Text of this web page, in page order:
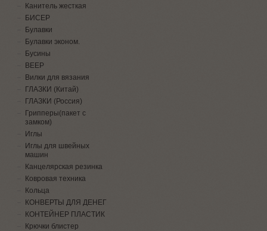
Канитель жесткая
БИСЕР
Булавки
Булавки эконом.
Бусины
ВЕЕР
Вилки для вязания
ГЛАЗКИ (Китай)
ГЛАЗКИ (Россия)
Грипперы(пакет с
замком)
Иглы
Иглы для швейных
машин
Канцелярская резинка
Ковровая техника
Кольца
КОНВЕРТЫ ДЛЯ ДЕНЕГ
КОНТЕЙНЕР ПЛАСТИК
Крючки блистер